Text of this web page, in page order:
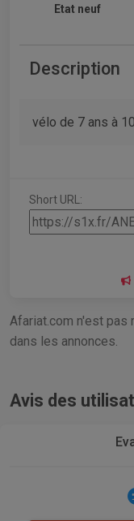
Etat neuf
Description
vélo de 7 ans à
Short URL:
Afariat.com n'est
dans les annonces.
Avis des